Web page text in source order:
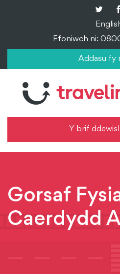
Ffoniwch ni:
Addasu fy
Y brif
Gorsaf
Caerdydd